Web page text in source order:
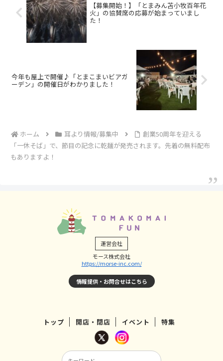
【募集開始！】「とまみん苫小牧百年花
火」の協賛席の応募が始まっていまし
た！
今年も屋上で開催♪「とまこまいビアガ
ーデン」の開催日がわかりました！
ホーム 耳より情報/募集中
創業50周年を迎える
「一休そば」で、節目の記念に乾麺が発売されます。先着の無料配布
もありますよ！
運営会社
モース株式会社
https://morse-inc.com/
情報提供・お問合せはこちら
トップ 開店・閉店 イベント 特集